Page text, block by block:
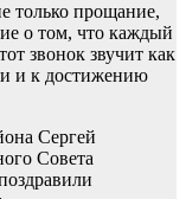
только прощание,
о том, что каждый
звонок звучит как
и к достижению
Сергей
Совета